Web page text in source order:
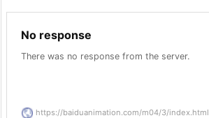
No response
There was no response from the server.
https://baiduanimation.com/m04/3/index.html